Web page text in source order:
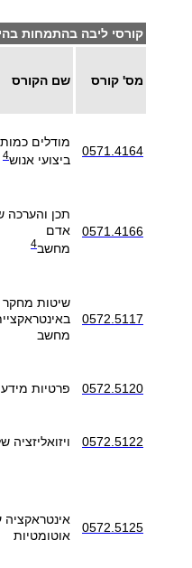
קורסי ליבה בהתמחות
מס' קורס שם הקורס
0571.4164
מודלים
ביצועי אנוש4
0571.4166
תכן
אדם
מחשב4
0572.5117
שיטות מחקר
מחשב
0572.5120 פרטיות מידע
0572.5122 ויזואליזציה
0572.5125
אוטומטיות